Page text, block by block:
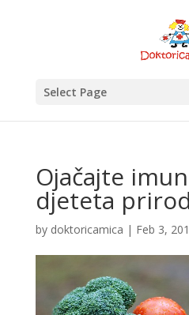
Select Page
Ojačajte
djeteta
by doktoricamica | Feb 3,